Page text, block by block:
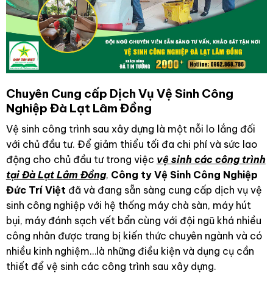
Chuyên Cung cấp Dịch Vụ Vệ Sinh Công
Nghiệp Đà Lạt Lâm Đồng
Vệ sinh công trình sau xây dựng là một nỗi lo lắng đối
với chủ đầu tư. Để giảm thiểu tối đa chi phí và sức lao
động cho chủ đầu tư trong việc vệ sinh các công trình
tại Đà Lạt Lâm Đồng, Công ty Vệ Sinh Công Nghiệp
Đức Trí Việt đã và đang sẵn sàng cung cấp dịch vụ vệ
sinh công nghiệp với hệ thống máy chà sàn, máy hút
bụi, máy đánh sạch vết bẩn cùng với đội ngũ khá nhiều
công nhân được trang bị kiến thức chuyên ngành và có
nhiều kinh nghiệm…là những điều kiện và dụng cụ cần
thiết để vệ sinh các công trình sau xây dựng.